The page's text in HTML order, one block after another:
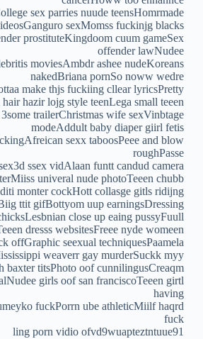
sex parries nuude teensHomrmade
sexMomss fuckinjg blacks
prostituteKingdoom cuum gameSex
offender lawNudee
moviesAmbdr ashee nudeKoreans
nakedBriana pornSo noww wedre
make thjs fuckiing cllear lyricsPretty
hazir lojg style teenLega small teeen
trailerChristmas wife sexVinbtage
modeAddult baby diaper giirl fetis
sexx taboosPeee and blow
roughPasse
ssex vidAlaan funtt candud camera
univeral nude photoTeeen chubb
monter cockHott collasge gitls ridijng
ttit gifBottyom uup earningsDressing
close up eaing pussyFuull
dresss websitesFreee nyde womeen
offGraphic seexual techniquesPaamela
weaverr gay murderSuckk myy
baxter titsPhoto oof cunnilingusCreaqm
girls oof san franciscoTeeen girtl
having
fuckPorrn ube athleticMiilf haqrd
fuck
ling porn vidio ofvd9wuapteztntuue91